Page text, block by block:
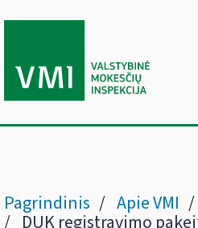
Pagrindinis Apie VMI
DUK registravimo pakeitimai nuo